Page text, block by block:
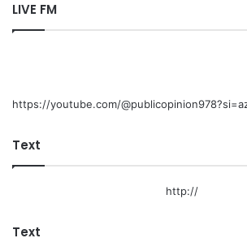
LIVE FM
https://youtube.com/
Text
http://
Text